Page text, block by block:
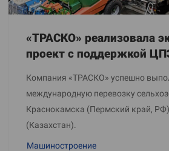
«ТРАСКО» реализовала
проект с поддержкой
Компания «ТРАСКО» успешно
международную перевозку
Краснокамска (Пермский край,
(Казахстан).
Машиностроение